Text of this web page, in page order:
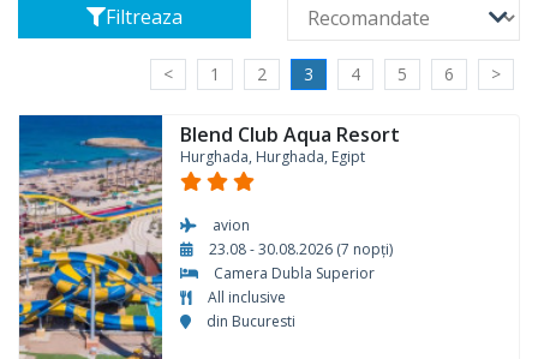
Filtreaza
< 1 2 3 4 5 6 >
Blend Club Aqua Resort
Hurghada, Hurghada, Egipt
avion
23.08 - 30.08.2026 (7 nopți)
Camera Dubla Superior
All inclusive
din Bucuresti